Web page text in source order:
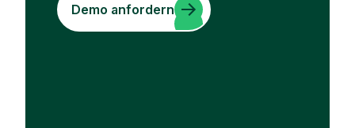
Demo anfordern